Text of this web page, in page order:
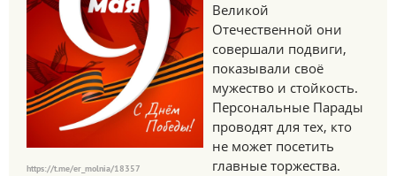
https://t.me/er_molnia/18357
Великой
Отечественной они
совершали подвиги,
показывали своё
мужество и стойкость.
Персональные Парады
проводят для тех, кто
не может посетить
главные торжества.